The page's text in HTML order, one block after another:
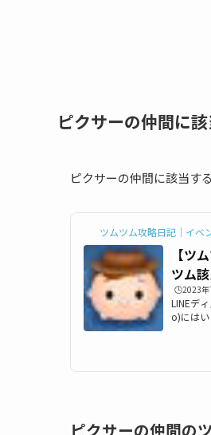
ピクサーの仲間に
ピクサーの仲間に該当す
ツムツム攻略日記｜イベ
【ツ
ツム
🕒️2023
LINEデ
o)には
ム)を使
ピクサーの仲間の